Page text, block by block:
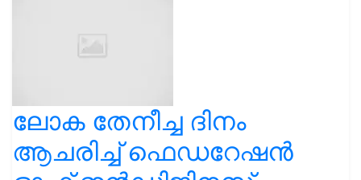
ലോക തേനീച്ച ദിനം
ആചരിച്ച് ഫെഡറേഷൻ